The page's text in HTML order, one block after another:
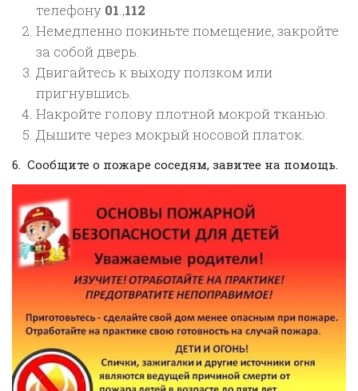
телефону 01.,112
Немедленно покиньте помещение, закройте
за собой дверь.
Двигайтесь к выходу ползком или
пригнувшись.
Накройте голову плотной мокрой тканью.
Дышите через мокрый носовой платок.
6. Сообщите о пожаре соседям, завитее на помощь.